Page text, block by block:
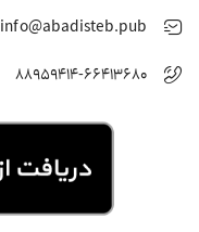
info@abadisteb.pub
88959414-66413680